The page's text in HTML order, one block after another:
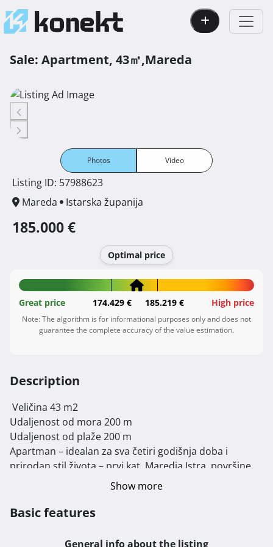
Sale: Apartment, 43㎡,Mareda
Photos Video
Listing ID: 57988623
Mareda
Istarska županija
185.000 €
Optimal price
Great price 174.429 € 185.219 € High price
Note: The algorithm is for informational purposes only and does not
guarantee the complete accuracy of the value estimation.
Description
Udaljenost od mora 200 m
Udaljenost od plaže 200 m
Apartman – idealan za sva četiri godišnja doba i
prirodan stil života – prvi kat, Maredia Istra, površine
42 m² + lođa (3 m²) i terasa (cca 10 m²), okružen
vlasništvo 1/1. Odmah useljiv, namješten, opskrbljen
Apartman je na početku zgrade pa s bočne strane
Show more
Basic features
General info about the listing